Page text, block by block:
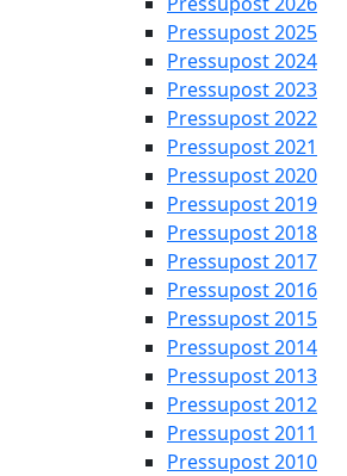
Pressupost 2025
Pressupost 2024
Pressupost 2023
Pressupost 2022
Pressupost 2021
Pressupost 2020
Pressupost 2019
Pressupost 2018
Pressupost 2017
Pressupost 2016
Pressupost 2015
Pressupost 2014
Pressupost 2013
Pressupost 2012
Pressupost 2011
Pressupost 2010